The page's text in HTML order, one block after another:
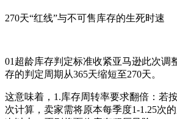
270天“红线”与不可售库存的生死时速
01超龄库存判定标准收紧亚马逊此次调
存的判定周期从365天缩短至270天。
这意味着，1.库存周转率要求翻倍：若
次计算，卖家需将原本每季度1-1.25次